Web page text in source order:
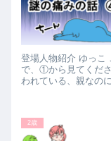
登場人物紹介 ゆっこ
で、①から見てくだ
われている、親なの
2歳